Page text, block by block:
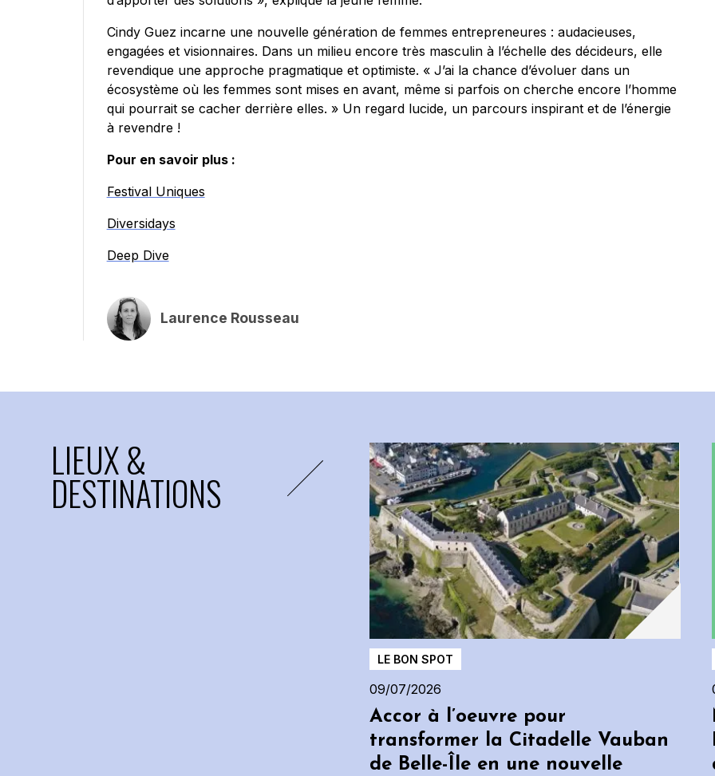
Cindy Guez incarne une nouvelle génération de femmes entrepreneures : audacieuses,
engagées et visionnaires. Dans un milieu encore très masculin à l’échelle des décideurs, elle
revendique une approche pragmatique et optimiste. « J’ai la chance d’évoluer dans un
écosystème où les femmes sont mises en avant, même si parfois on cherche encore l’homme
qui pourrait se cacher derrière elles. » Un regard lucide, un parcours inspirant et de l’énergie
à revendre !
Pour en savoir plus :
Festival Uniques
Diversidays
Deep Dive
Laurence Rousseau
LIEUX &
DESTINATIONS
LE BON SPOT
09/07/2026
Accor à l’oeuvre pour
transformer la Citadelle Vauban
de Belle-Île en une nouvelle